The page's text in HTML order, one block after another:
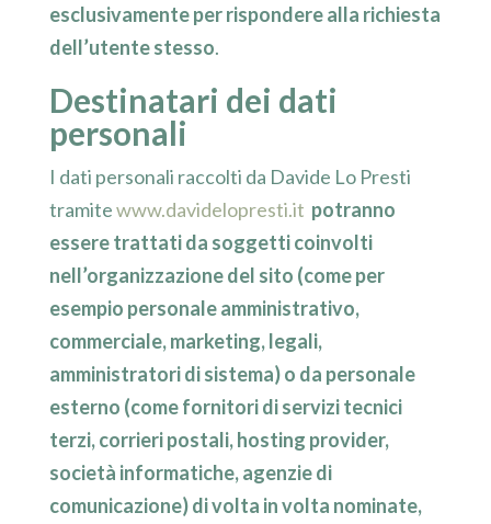
esclusivamente per rispondere alla richiesta
dell’utente stesso.
Destinatari dei dati
personali
I dati personali raccolti da Davide Lo Presti
tramitewww.davidelopresti.it potranno
essere trattati da soggetti coinvolti
nell’organizzazione del sito (come per
esempio personale amministrativo,
commerciale, marketing, legali,
amministratori di sistema) o da personale
esterno (come fornitori di servizi tecnici
terzi, corrieri postali, hosting provider,
società informatiche, agenzie di
comunicazione) di volta in volta nominate,